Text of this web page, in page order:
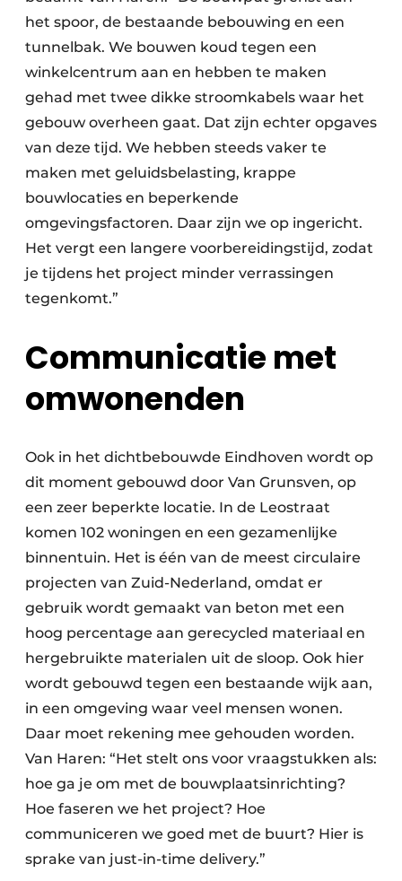
het spoor, de bestaande bebouwing en een
tunnelbak. We bouwen koud tegen een
winkelcentrum aan en hebben te maken
gehad met twee dikke stroomkabels waar het
gebouw overheen gaat. Dat zijn echter opgaves
van deze tijd. We hebben steeds vaker te
maken met geluidsbelasting, krappe
bouwlocaties en beperkende
omgevingsfactoren. Daar zijn we op ingericht.
Het vergt een langere voorbereidingstijd, zodat
je tijdens het project minder verrassingen
tegenkomt.”
Communicatie met
omwonenden
Ook in het dichtbebouwde Eindhoven wordt op
dit moment gebouwd door Van Grunsven, op
een zeer beperkte locatie. In de Leostraat
komen 102 woningen en een gezamenlijke
binnentuin. Het is één van de meest circulaire
projecten van Zuid-Nederland, omdat er
gebruik wordt gemaakt van beton met een
hoog percentage aan gerecycled materiaal en
hergebruikte materialen uit de sloop. Ook hier
wordt gebouwd tegen een bestaande wijk aan,
in een omgeving waar veel mensen wonen.
Daar moet rekening mee gehouden worden.
Van Haren: “Het stelt ons voor vraagstukken als:
hoe ga je om met de bouwplaatsinrichting?
Hoe faseren we het project? Hoe
communiceren we goed met de buurt? Hier is
sprake van just-in-time delivery.”